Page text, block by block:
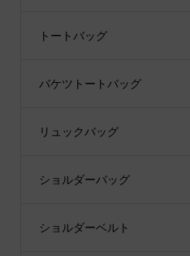
トートバッグ
バケツトートバッグ
リュックバッグ
ショルダーバッグ
ショルダーベルト